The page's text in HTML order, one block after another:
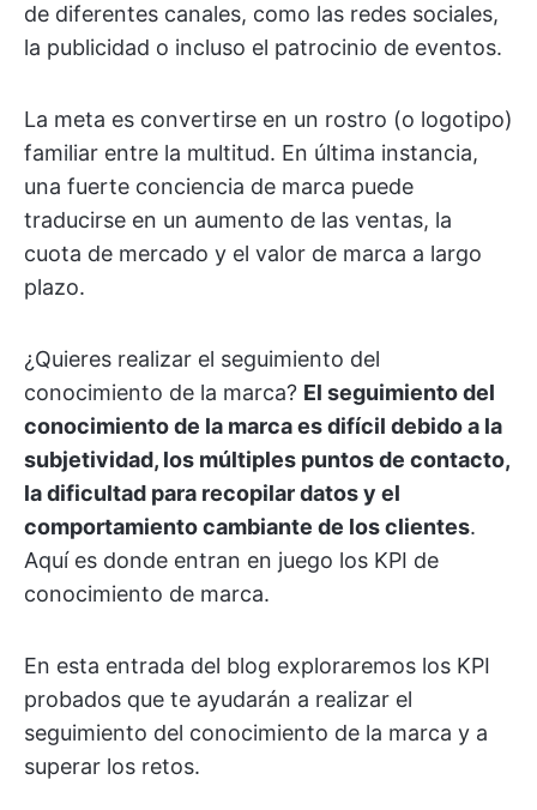
de diferentes canales, como las redes sociales,
la publicidad o incluso el patrocinio de eventos.
La meta es convertirse en un rostro (o logotipo)
familiar entre la multitud. En última instancia,
una fuerte conciencia de marca puede
traducirse en un aumento de las ventas, la
cuota de mercado y el valor de marca a largo
plazo.
¿Quieres realizar el seguimiento del
conocimiento de la marca? El seguimiento del
conocimiento de la marca es difícil debido a la
subjetividad, los múltiples puntos de contacto,
la dificultad para recopilar datos y el
comportamiento cambiante de los clientes.
Aquí es donde entran en juego los KPI de
conocimiento de marca.
En esta entrada del blog exploraremos los KPI
probados que te ayudarán a realizar el
seguimiento del conocimiento de la marca y a
superar los retos.